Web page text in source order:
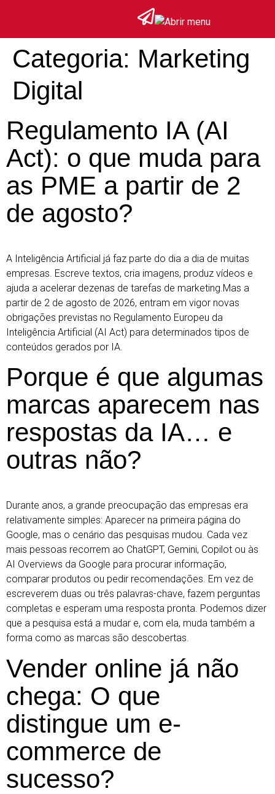
Categoria: Marketing
Digital
Regulamento IA (AI
Act): o que muda para
as PME a partir de 2
de agosto?
A Inteligência Artificial já faz parte do dia a dia de muitas
empresas. Escreve textos, cria imagens, produz vídeos e
ajuda a acelerar dezenas de tarefas de marketing.Mas a
partir de 2 de agosto de 2026, entram em vigor novas
obrigações previstas no Regulamento Europeu da
Inteligência Artificial (AI Act) para determinados tipos de
conteúdos gerados por IA.
Porque é que algumas
marcas aparecem nas
respostas da IA… e
outras não?
Durante anos, a grande preocupação das empresas era
relativamente simples: Aparecer na primeira página do
Google, mas o cenário das pesquisas mudou. Cada vez
mais pessoas recorrem ao ChatGPT, Gemini, Copilot ou às
AI Overviews da Google para procurar informação,
comparar produtos ou pedir recomendações. Em vez de
escreverem duas ou três palavras-chave, fazem perguntas
completas e esperam uma resposta pronta. Podemos dizer
que a pesquisa está a mudar e, com ela, muda também a
forma como as marcas são descobertas.
Vender online já não
chega: O que
distingue um e-
commerce de
sucesso?